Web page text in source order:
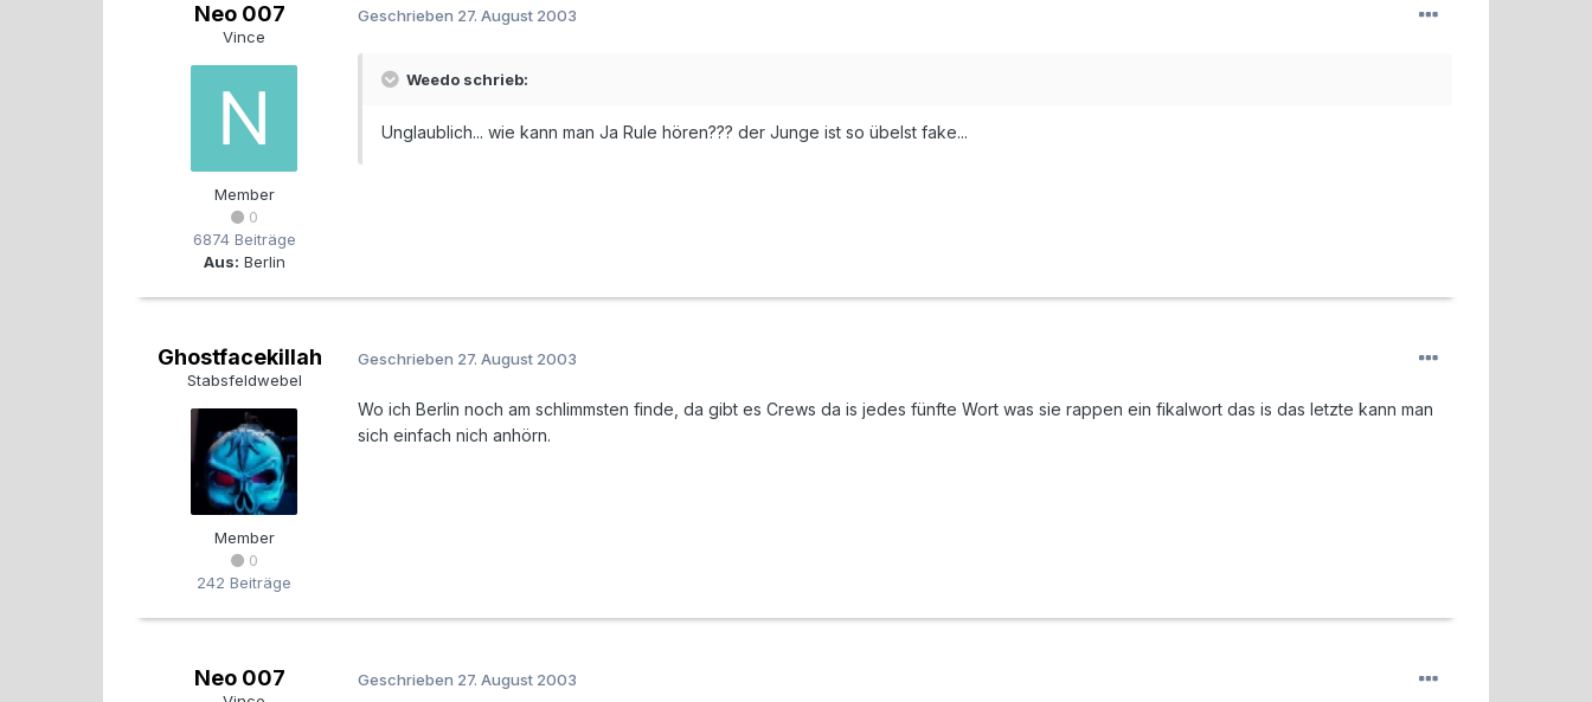
Neo 007
Vince
Member
0
6874 Beiträge
Aus: Berlin
Geschrieben 27. August 2003
Weedo schrieb:
Unglaublich... wie kann man Ja Rule hören??? der Junge ist so übelst fake...
Ghostfacekillah
Stabsfeldwebel
Member
0
242 Beiträge
Geschrieben 27. August 2003
Wo ich Berlin noch am schlimmsten finde, da gibt es Crews da is jedes fünfte Wort was sie rappen ein fikalwort das is das letzte kann man
sich einfach nich anhörn.
Neo 007 Geschrieben 27. August 2003